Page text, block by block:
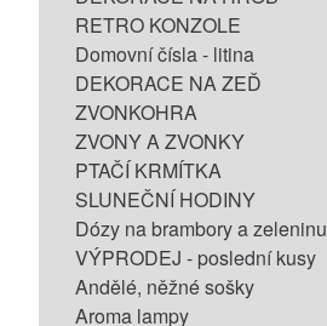
RETRO KONZOLE
Domovní čísla - litina
DEKORACE NA ZEĎ
ZVONKOHRA
ZVONY A ZVONKY
PTAČÍ KRMÍTKA
SLUNEČNÍ HODINY
Dózy na brambory a zeleninu
VÝPRODEJ - poslední kusy
Andělé, něžné sošky
Aroma lampy